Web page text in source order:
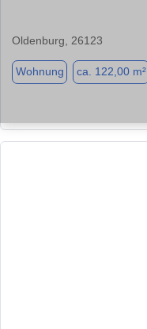
Oldenburg, 26123
Wohnung ca. 122,00 m²